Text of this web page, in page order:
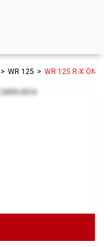
WR 125 WR 125 R-X ÖN